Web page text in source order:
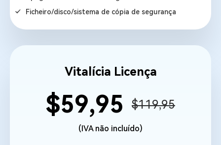
Ficheiro/disco/sistema de cópia de segurança
Vitalícia Licença
$59,95 $119,95
(IVA não incluído)